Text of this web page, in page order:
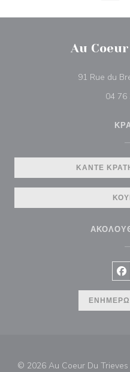
Au
91 Rue du
04 76
ΚΆΝΤΕ
© 2026 Au Coeur Du Trieves